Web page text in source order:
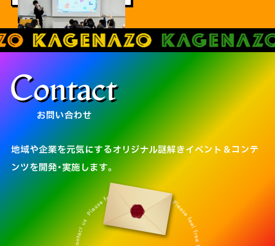
お問い合わせ
地域や企業を元気にするオリジナル謎解きイベント＆コンテ
ンツを開発・実施します。